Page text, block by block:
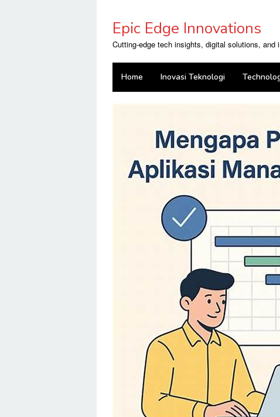
contentEpic Edge Innovations
Cutting-edge tech insights, digital solutions,
Home Inovasi Teknologi